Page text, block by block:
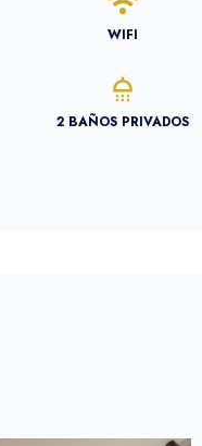
WIFI
2 BAÑOS PRIVADOS